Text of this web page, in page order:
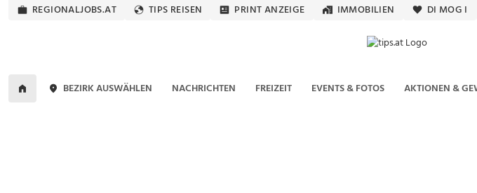
REGIONALJOBS.AT TIPS REISEN PRINT ANZEIGE IMMOBILIEN DI MOG I
BEZIRK AUSWÄHLEN NACHRICHTEN FREIZEIT EVENTS & FOTOS AKTIONEN &